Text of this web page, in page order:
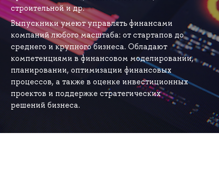
строительной и др.
Выпускники умеют управлять финансами
компаний любого масштаба: от стартапов до
среднего и крупного бизнеса. Обладают
компетенциями в финансовом моделировании,
планировании, оптимизации финансовых
процессов, а также в оценке инвестиционных
проектов и поддержке стратегических
решений бизнеса.